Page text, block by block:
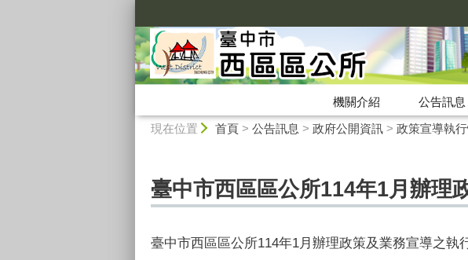
機關介紹 公告訊息
現在位置 首頁> 公告訊息 > 政府公開資訊> 政策宣導執
臺中市西區區公所114年1月辦理
臺中市西區區公所114年1月辦理政策及業務宣導之執